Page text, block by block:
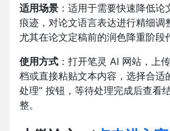
适用场景 ：适用于需要快速降低
痕迹，对论文语言表达进行精细调
尤其在论文定稿前的润色降重阶段
使用方式 ：打开笔灵 AI 网站，上
档或直接粘贴文本内容，选择合适
处理” 按钮，等待处理完成后查看
整。